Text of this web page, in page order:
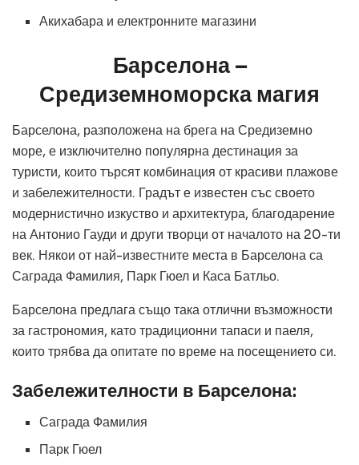
Акихабара и електронните магазини
Барселона –
Средиземноморска магия
Барселона, разположена на брега на Средиземно
море, е изключително популярна дестинация за
туристи, които търсят комбинация от красиви плажове
и забележителности. Градът е известен със своето
модернистично изкуство и архитектура, благодарение
на Антонио Гауди и други творци от началото на 20-ти
век. Някои от най-известните места в Барселона са
Саграда Фамилия, Парк Гюел и Каса Батльо.
Барселона предлага също така отлични възможности
за гастрономия, като традиционни тапаси и паеля,
които трябва да опитате по време на посещението си.
Забележителности в Барселона:
Саграда Фамилия
Парк Гюел